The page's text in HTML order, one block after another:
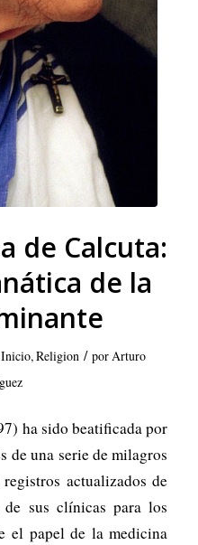
de Calcuta:
de la
Inicio,Religion / por Arturo
ha sido beatificada por
de una serie de milagros
actualizados de
sus clínicas para los
el papel de la medicina